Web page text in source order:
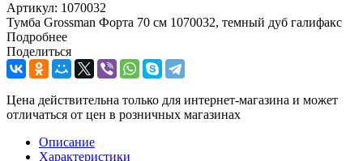
Артикул: 1070032
Тумба Grossman Форта 70 см 1070032, темный дуб галифакс
Подробнее
Поделиться
Цена действительна только для интернет-магазина и может
отличаться от цен в розничных магазинах
Описание
Характеристики